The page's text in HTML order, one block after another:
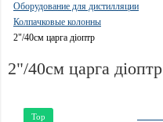
Оборудование для дистилляции
Колпачковые колонны
2"/40см царга діоптр
2"/40см царга діоптр
Top